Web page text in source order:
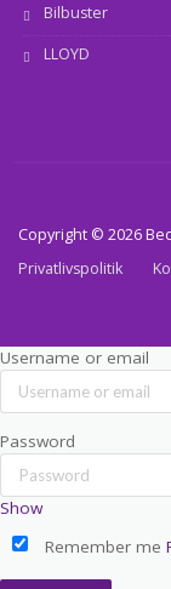
Bilbuster
LLOYD
Copyright © 2026
Privatlivspolitik
Username or email
Password
Show
Remember me